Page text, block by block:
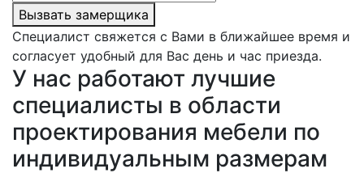
Вызвать замерщика
Специалист свяжется с Вами в ближайшее время и
согласует удобный для Вас день и час приезда.
У нас работают лучшие
специалисты в области
проектирования мебели по
индивидуальным размерам